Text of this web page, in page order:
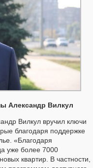
Александр Вилкул
Вилкул вручил ключи
благодаря поддержке
«Благодаря
уже более 7000
квартир. В частности,